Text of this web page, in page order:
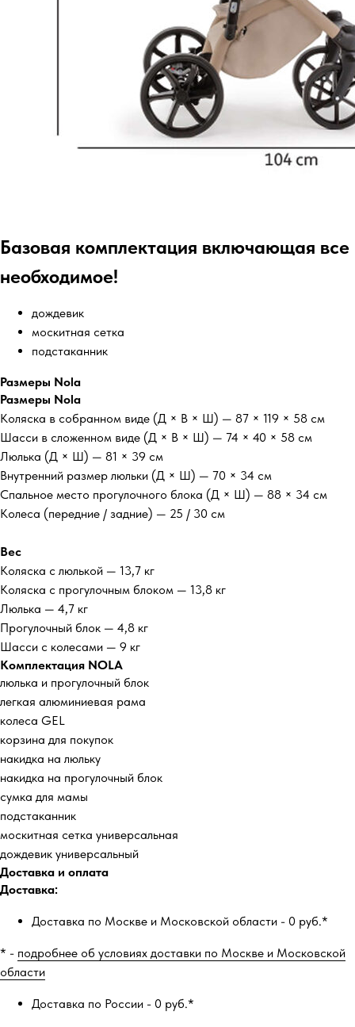
Базовая комплектация включающая все
необходимое!
дождевик
москитная сетка
подстаканник
Размеры Nola
Размеры Nola
Коляска в собранном виде (Д × В × Ш) — 87 × 119 × 58 см
Шасси в сложенном виде (Д × В × Ш) — 74 × 40 × 58 см
Люлька (Д × Ш) — 81 × 39 см
Внутренний размер люльки (Д × Ш) — 70 × 34 см
Спальное место прогулочного блока (Д × Ш) — 88 × 34 см
Колеса (передние / задние) — 25 / 30 см
Вес
Коляска с люлькой — 13,7 кг
Коляска с прогулочным блоком — 13,8 кг
Люлька — 4,7 кг
Прогулочный блок — 4,8 кг
Шасси с колесами — 9 кг
Комплектация NOLA
люлька и прогулочный блок
легкая алюминиевая рама
колеса GEL
корзина для покупок
накидка на люльку
накидка на прогулочный блок
сумка для мамы
подстаканник
москитная сетка универсальная
дождевик универсальный
Доставка и оплата
Доставка:
Доставка по Москве и Московской области - 0 руб.*
* - подробнее об условиях доставки по Москве и Московской
области
Доставка по России - 0 руб.*